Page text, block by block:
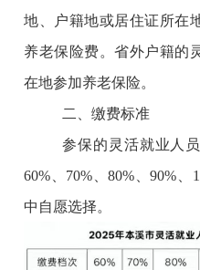
地、户籍地或居住证所在
养老保险费。省外户籍的
在地参加养老保险。
二、缴费标准
参保的灵活就业人
60%、70%、80%、90%、
中自愿选择。